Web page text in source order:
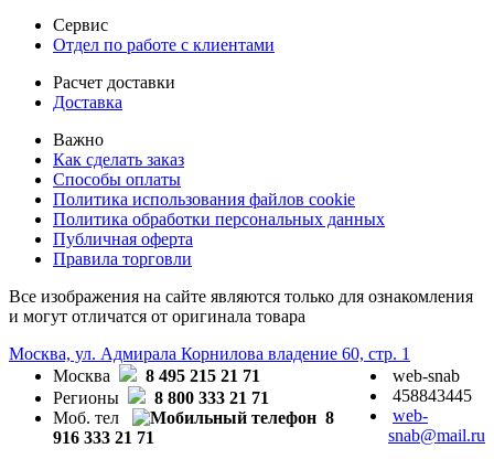
Сервис
Отдел по работе с клиентами
Расчет доставки
Доставка
Важно
Как сделать заказ
Способы оплаты
Политика использования файлов cookie
Политика обработки персональных данных
Публичная оферта
Правила торговли
Все изображения на сайте являются только для ознакомления
и могут отличатся от оригинала товара
Москва, ул. Адмирала Корнилова владение 60, стр. 1
Москва
8 495 215 21 71
Регионы
8 800 333 21 71
Моб. тел
8
916 333 21 71
web-snab
458843445
web-
snab@mail.ru